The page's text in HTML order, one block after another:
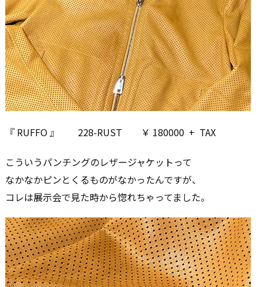
『 RUFFO 』 228-RUST ￥ 180000 + TAX
こういうパンチングのレザージャケットって
なかなかピンとくるものがなかったんですが、
コレは展示会で見た時から惚れちゃってました。